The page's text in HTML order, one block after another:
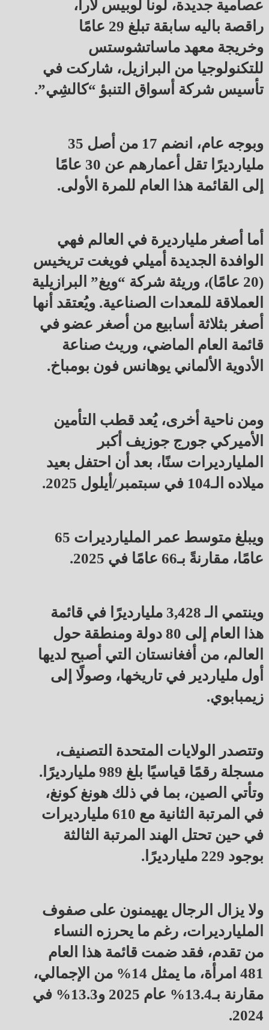
عصامية جديدة، لونا لوبيس لارا،
راقصة باليه سابقة تبلغ 29 عامًا
وخريجة معهد ماساتشوستس
للتكنولوجيا من البرازيل، شاركت في
تأسيس شركة أسواق التنبؤ “كالشِي”.
وبوجه عام، انضم 17 من أصل 35
مليارديرًا تقل أعمارهم عن 30 عامًا
إلى القائمة هذا العام للمرة الأولى.
أما أصغر مليارديرة في العالم فهي
الوافدة الجديدة أميلي فويغت تريخيس
(20 عامًا)، وريثة شركة “ويغ” البرازيلية
العملاقة للمعدات الصناعية. ويُعتقد أنها
أصغر بثلاثة أسابيع من أصغر عضو في
قائمة العام الماضي، وريث صناعة
الأدوية الألماني يوهانس فون بومباخ.
ومن ناحية أخرى، يُعد قطب التأمين
الأميركي جورج جوزيف أكبر
المليارديرات سنًا، بعد أن احتفل بعيد
ميلاده الـ104 في سبتمبر/أيلول 2025.
ويبلغ متوسط عمر المليارديرات 65
عامًا، مقارنةً بـ66 عامًا في 2025.
وينتمي الـ 3,428 مليارديرًا في قائمة
هذا العام إلى 80 دولة ومنطقة حول
العالم، من أفغانستان التي أصبح لديها
أول ملياردير في تاريخها، وصولًا إلى
زيمبابوي.
وتتصدر الولايات المتحدة التصنيف،
مسجلة رقمًا قياسيًا بلغ 989 مليارديرًا.
وتأتي الصين، بما في ذلك هونغ كونغ،
في المرتبة الثانية مع 610 مليارديرات
في حين تحتل الهند المرتبة الثالثة
بوجود 229 مليارديرًا.
ولا يزال الرجال يهيمنون على صفوف
المليارديرات، رغم ما يحرزه النساء
من تقدم، فقد ضمت قائمة هذا العام
481 امرأة، ما يمثل 14% من الإجمالي،
مقارنة بـ13.4% عام 2025 و13.3% في
2024.